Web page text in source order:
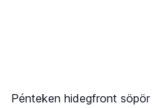
Pénteken hidegfront